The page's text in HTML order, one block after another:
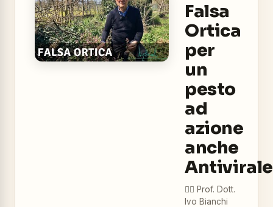
Falsa
Ortica
per
un
pesto
ad
azione
anche
Antivirale
👨‍⚕️ Prof. Dott.
Ivo Bianchi